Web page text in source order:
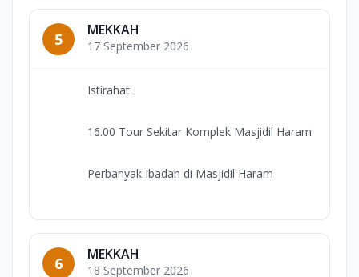
5 MEKKAH
17 September 2026
Istirahat
16.00 Tour Sekitar Komplek Masjidil Haram
Perbanyak Ibadah di Masjidil Haram
6 MEKKAH
18 September 2026